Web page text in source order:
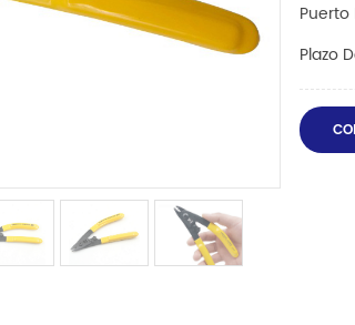
Puerto
Plazo